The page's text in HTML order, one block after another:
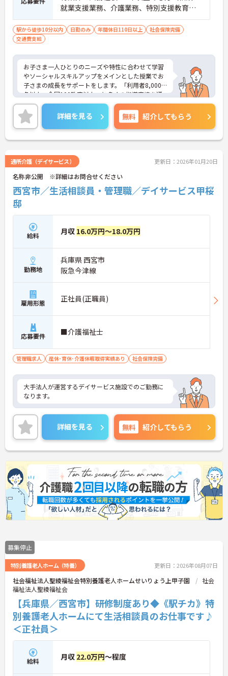
就業支援業務、介護業務、特別支援教育な
ど）■児童発達支援管理責任者研修受講者
駅から徒歩10分以内 日勤のみ 年間休日110日以上
社会保険完備
交通費支給
お子さま一人ひとりのニーズや特性に合わせて学習
やソーシャルスキルアップをメインとした授業でお
子さまの成長をサポートをします。「利用者8,000
名以上、全国100教室以上」と多くの指導実績を通
して培ったノウハウもあり、満足度の高いサービス
の提供とともに、自身の療育分野でのスキル向上も
目指せます。年間休日は120日前後とプライベート
との両立もしやすいです。
ご興味のある方はお気軽にお問い合わせ下さい。さ
詳細を見る 無料 紹介してもらう
通所介護（デイサービス） 更新日：2026年01月20日
名称非公開 ※詳細はお問合せください
西宮市／生活相談員・管理職／デイサービス甲桜
邸
給料 月収 16.0万円～18.0万円
勤務地
兵庫県 西宮市
阪急今津線
雇用形態 正社員(正職員)
応募要件 ■介護福祉士
管理職求人 産休･育休･介護休暇取得実績あり 社会保険完備
大手法人が運営するデイサービス施設でのご勤務に
なります。
詳細を見る 無料 紹介してもらう
募集停止
特別養護老人ホーム（特養） 更新日：2026年08月07日
社会福祉法人聖綾福祉会特別養護老人ホームせいりょう上甲子園
社会
福祉法人聖綾福祉会
【兵庫県／西宮市】研修制度あり◆《駅チカ》特
別養護老人ホームにて生活相談員のお仕事です♪
＜正社員＞
給料 月収 22.0万円～程度